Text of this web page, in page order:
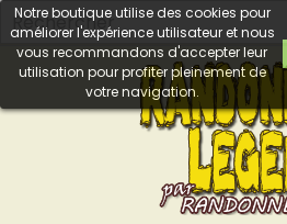
Notre boutique utilise des cookies pour
améliorer l'expérience utilisateur et nous
vous recommandons d'accepter leur
utilisation pour profiter pleinement de
votre navigation.